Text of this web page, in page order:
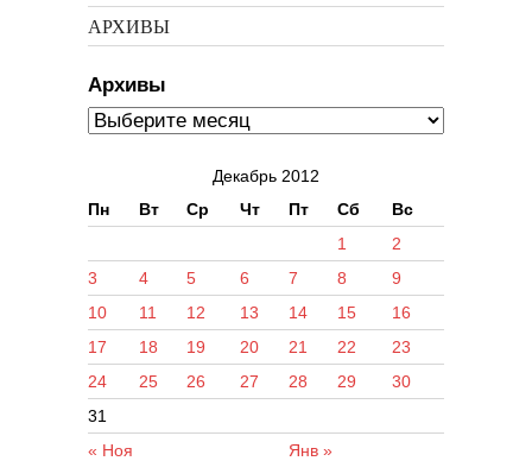
АРХИВЫ
Архивы
Декабрь 2012
Пн
Вт Ср Чт Пт Сб Вс
« Ноя Янв »
1
2
3
4 5 6 7 8
9
10
11 12 13 14 15
16
17
18 19 20 21 22
23
24
25 26 27 28 29
30
31